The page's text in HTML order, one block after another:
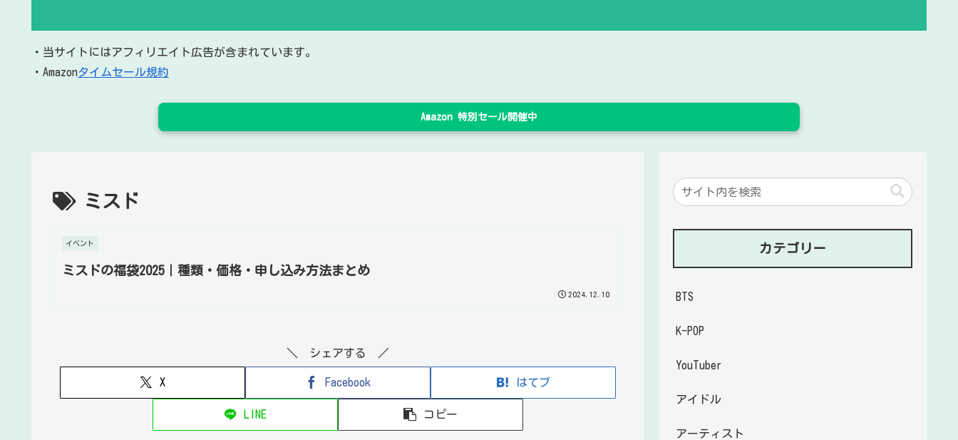
・当サイトにはアフィリエイト広告が含まれています。
・Amazonタイムセール規約
Amazon 特別セール開催中
ミスド
イベント
ミスドの福袋2025｜種類・価格・申し込み方法まとめ
2024.12.10
＼ シェアする ／
X Facebook はてブ
LINE コピー
カテゴリー
BTS
K-POP
YouTuber
アイドル
アーティスト